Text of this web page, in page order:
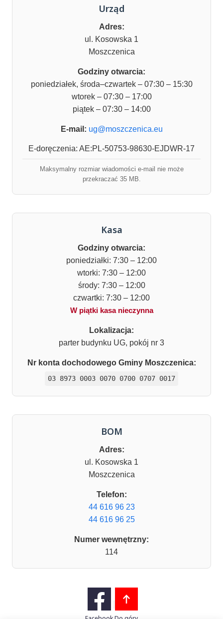
Urząd
Adres:
ul. Kosowska 1
Moszczenica
Godziny otwarcia:
poniedziałek, środa–czwartek – 07:30 – 15:30
wtorek – 07:30 – 17:00
piątek – 07:30 – 14:00
E-mail: ug@moszczenica.eu
E-doręczenia: AE:PL-50753-98630-EJDWR-17
Maksymalny rozmiar wiadomości e-mail nie może
przekraczać 35 MB.
Kasa
Godziny otwarcia:
poniedziałki: 7:30 – 12:00
wtorki: 7:30 – 12:00
środy: 7:30 – 12:00
czwartki: 7:30 – 12:00
W piątki kasa nieczynna
Lokalizacja:
parter budynku UG, pokój nr 3
Nr konta dochodowego Gminy Moszczenica:
03 8973 0003 0070 0700 0707 0017
BOM
Adres:
ul. Kosowska 1
Moszczenica
Telefon:
44 616 96 23
44 616 96 25
Numer wewnętrzny:
114